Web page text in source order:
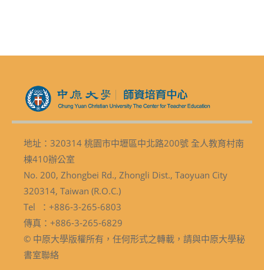
地址：320314 桃園市中壢區中北路200號 全人教育村南
棟410辦公室
No. 200, Zhongbei Rd., Zhongli Dist., Taoyuan City
320314, Taiwan (R.O.C.)
Tel ：+886-3-265-6803
傳真：+886-3-265-6829
© 中原大學版權所有，任何形式之轉載，請與中原大學秘
書室聯絡